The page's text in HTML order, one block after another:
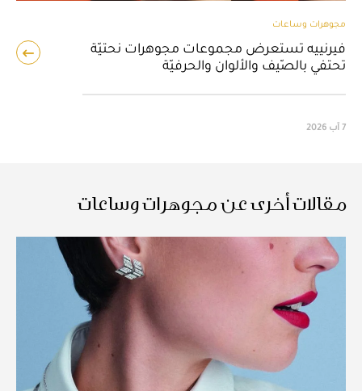
مجوهرات وساعات
فيرنييه تستعرض مجموعات مجوهرات نحتيّة
تحتفي بالصّيف والألوان والحرفيّة
7 آب 2026
مقالات أخرى عن مجوهرات وساعات